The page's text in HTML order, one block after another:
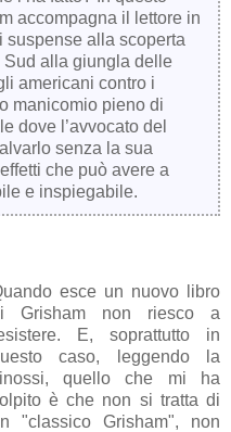
accompagna il lettore in
alla scoperta
alla giungla delle
americani contro i
manicomio pieno di
dove l’avvocato del
senza la sua
che può avere a
e inspiegabile.
esce un nuovo libro
Grisham non riesco a
E, soprattutto in
caso, leggendo la
quello che mi ha
è che non si tratta di
"classico Grisham", non